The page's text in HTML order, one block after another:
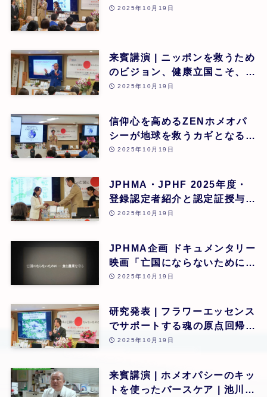
2025年10月19日
来賓講演 | ニッポンを救うため
のビジョン、健康立国こそ、日
本再生の道 | 吉野敏明(医療法
ック 院長) | 第26回
2025年10月19日
信仰心を高めるZENホメオパ
シーが地球を救うカギとなる |
道繁良 | 第26回
2025年10月19日
JPHMA・JPHF 2025年度・
登録認定者紹介と認定証授与式
| 第26回
2025年10月19日
JPHMA企画 ドキュメンタリー
映画「亡国にならないために食
と農業を守る」 | 第26回
2025年10月19日
研究発表 | フラワーエッセンス
でサポートする魂の原点回帰 |
東昭史 | 第26回
2025年10月19日
来賓講演 | ホメオパシーのキッ
トを使ったバースケア | 池川